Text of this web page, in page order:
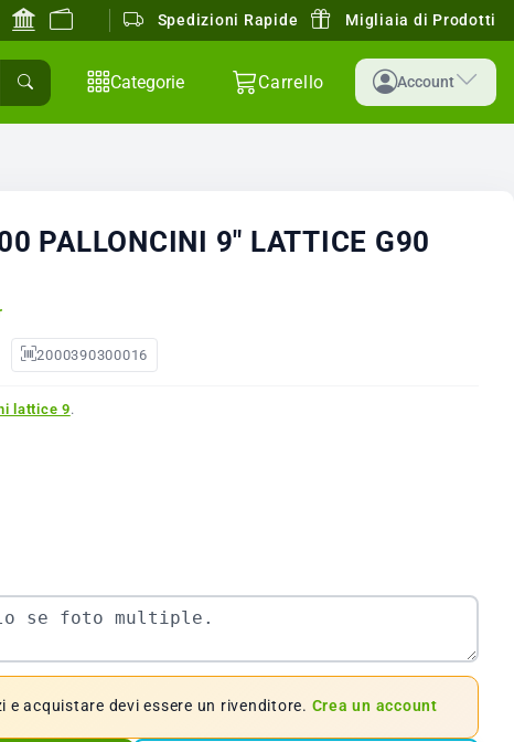
Spedizioni Rapide Migliaia di Prodotti
Categorie Carrello Account
PALLONCINI 9" LATTICE G90
2000390300016
lattice 9.
e acquistare devi essere un rivenditore. Crea un account